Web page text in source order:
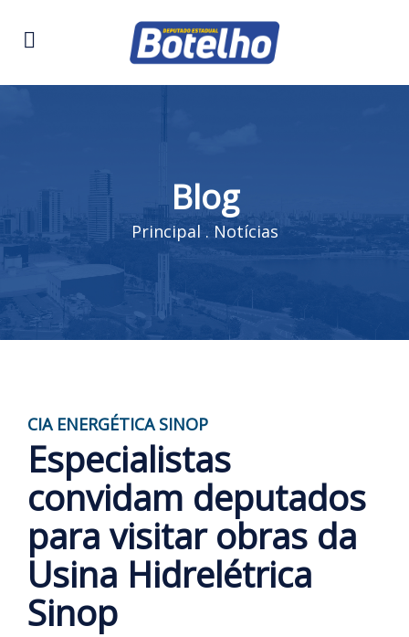
Blog
Principal. Notícias
CIA ENERGÉTICA SINOP
Especialistas
convidam deputados
para visitar obras da
Usina Hidrelétrica
Sinop